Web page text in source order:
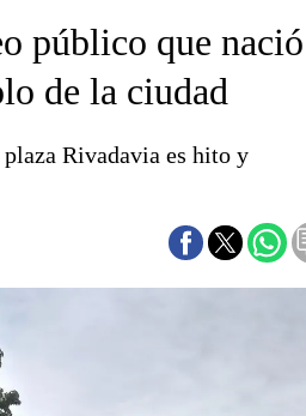
Olímpico
finanzas
público que nació
de la ciudad
Rivadavia es hito y